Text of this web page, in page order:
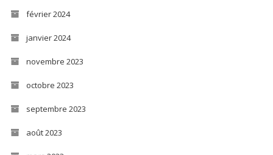
février 2024
janvier 2024
novembre 2023
octobre 2023
septembre 2023
août 2023